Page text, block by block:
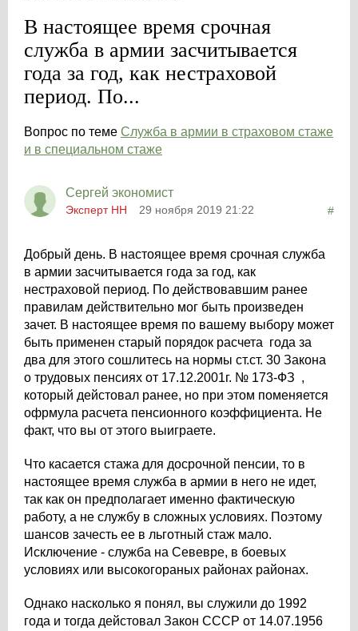
В настоящее время срочная
служба в армии засчитывается
года за год, как нестраховой
период. По...
Вопрос по теме Служба в армии в страховом стаже
и в специальном стаже
Сергей экономист
Эксперт НН 29 ноября 2019 21:22 #
Добрый день. В настоящее время срочная служба
в армии засчитывается года за год, как
нестраховой период. По действовавшим ранее
правилам действительно мог быть произведен
зачет. В настоящее время по вашему выбору может
быть применен старый порядок расчета года за
два для этого сошлитесь на нормы ст.ст. 30 Закона
о трудовых пенсиях от 17.12.2001г. № 173-ФЗ ,
который дейстовал ранее, но при этом поменяется
офрмула расчета пенсионного коэффициента. Не
факт, что вы от этого выиграете.
Что касается стажа для досрочной пенсии, то в
настоящее время служба в армии в него не идет,
так как он предполагает именно фактическую
работу, а не службу в сложных условиях. Поэтому
шансов зачесть ее в льготный стаж мало.
Исключение - служба на Севевре, в боевых
условиях или высокогораных районах районах.
Однако насколько я понял, вы служили до 1992
года и тогда дейстовал Закон СССР от 14.07.1956